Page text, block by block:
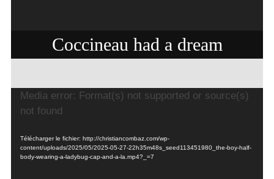
Coccineau had a dream
Lecteur
Media error: Format(s) not supported or source(s)
not found
Télécharger le fichier: http://christiancombaz.com/wp-
content/uploads/2025/05/2025-05-27-22h35m48s_seed113451980_the-boy-half-
body-wearing-a-ladybug-cap-and-a-la.mp4?_=7